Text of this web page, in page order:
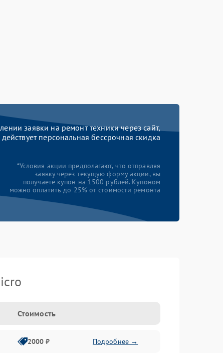
заявки на ремонт техники через сайт,
действует персональная бессрочная скидка
*Условия акции предполагают, что отправляя
заявку через текущую форму акции, вы
получаете купон на 1500 рублей. Купоном
можно оплатить до 25% от стоимости ремонта
Стоимость
2000 ₽ Подробнее →